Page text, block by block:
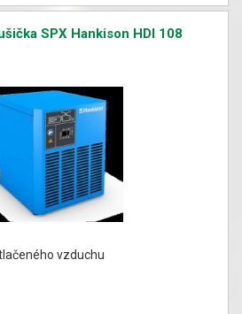
SPX Hankison HDI 108
vzduchu